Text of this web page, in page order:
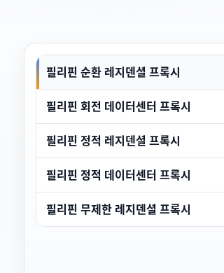
필리핀 순환 레지덴셜 프록시
필리핀 회전 데이터센터 프록시
필리핀 정적 레지덴셜 프록시
필리핀 정적 데이터센터 프록시
필리핀 무제한 레지덴셜 프록시